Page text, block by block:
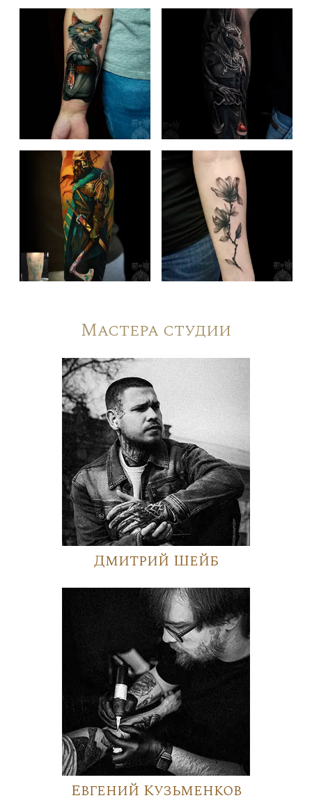
Мастера студии
Дмитрий Шейб
Евгений Кузьменков